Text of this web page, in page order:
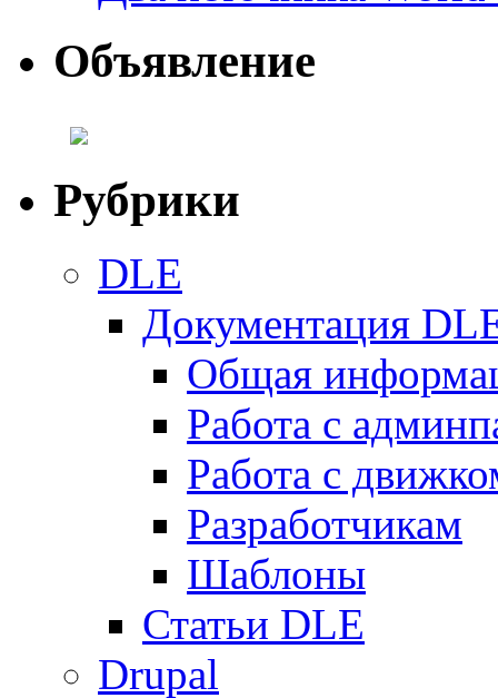
Объявление
Рубрики
DLE
Документация
Общая
Работа с
Работа с
Разработчикам
Шаблоны
Статьи DLE
Drupal